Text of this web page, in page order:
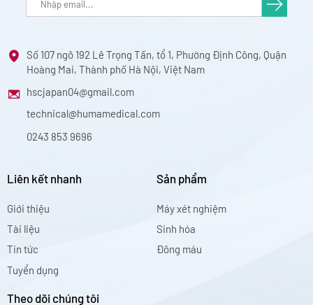
Số 107 ngõ 192 Lê Trọng Tấn, tổ 1, Phường Định Công, Quận
Hoàng Mai, Thành phố Hà Nội, Việt Nam
hscjapan04@gmail.com
technical@humamedical.com
0243 853 9696
Liên kết nhanh
Giới thiệu
Tài liệu
Tin tức
Tuyển dụng
Sản phẩm
Máy xét nghiệm
Sinh hóa
Đông máu
Theo dõi chúng tôi